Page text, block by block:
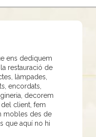
ens dediquem
restauració de
làmpades,
encordats,
decorem
client, fem
mobles des de
que aquí no hi